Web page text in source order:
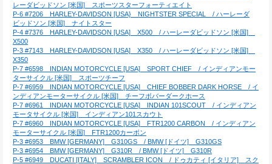
レーダビッドソン [米国]　スポーツスターフォーティエイト
P-6 #7206　HARLEY-DAVIDSON [USA}　NIGHTSTER SPECIAL　/ ハーレーダ
ビッドソン [米国]　ナイトスター
P-4 #7376　HARLEY-DAVIDSON [USA]　X500　/ ハーレーダビッドソン [米国]
X500
P-3 #7143　HARLEY-DAVIDSON [USA]　X350　/ ハーレーダビッドソン [米国]
X350
P-7 #6598　INDIAN MOTORCYCLE [USA]　SPORT CHIEF　/ インディアンモー
ターサイクル [米国]　スポーツチーフ
P-7 #6959　INDIAN MOTORCYCLE [USA]　CHIEF BOBBER DARK HORSE　/ イ
ンディアンモーターサイクル [米国]　チーフボバーダークホース
P-7 #6961　INDIAN MOTORCYCLE [USA]　INDIAN 101SCOUT　/ インディアン
モータサイクル [米国]　インディアン101スカウト
P-7 #6960　INDIAN MOTORCYCLE [USA]　FTR1200 CARBON　/ インディアン
モーターサイクル [米国]　FTR1200カーボン
P-3 #6953　BMW [GERMANY]　G310GS　/ BMW [ドイツ]　G310GS
P-3 #6954　BMW [GERMANY]　G310R　/ BMW [ドイツ]　G310R
P-5 #6949　DUCATI [ITALY]　SCRAMBLER ICON　/ ドゥカティ [イタリア]　スク